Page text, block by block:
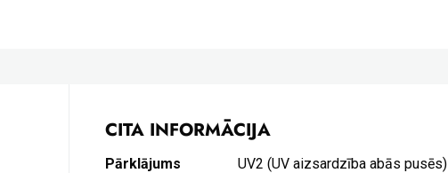
CITA INFORMĀCIJA
Pārklājums UV2 (UV aizsardzība abās pusēs)